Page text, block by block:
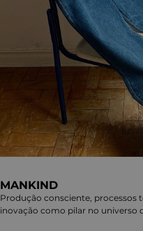
MANKIND
Produção consciente, processos
inovação como pilar no universo